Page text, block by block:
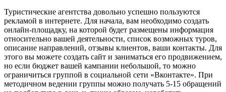
Туристические агентства довольно успешно пользуются
рекламой в интернете. Для начала, вам необходимо создать
онлайн-площадку, на которой будет размещены информация
относительно вашей деятельности, список возможных туров,
описание направлений, отзывы клиентов, ваши контакты. Для
этого вы можете создать сайт и заниматься его продвижением,
но если бюджет вашей кампании небольшой, то можно
ограничиться группой в социальной сети «Вконтакте». При
методичном ведении группы можно получать 5-15 обращений